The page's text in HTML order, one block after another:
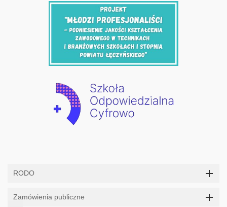
RODO
Zamówienia publiczne